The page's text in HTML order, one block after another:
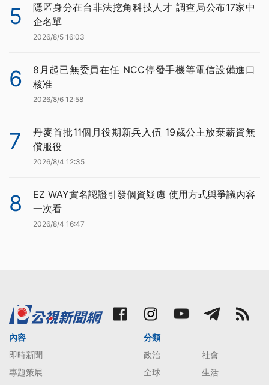
5
隱匿身分在台非法挖角科技人才 調查局公布17家中
企名單
2026/8/5 16:03
6
8月起已無委員在任 NCC停發手機等電信設備進口
核准
2026/8/6 12:58
7
丹麥首批11個月役期新兵入伍 19歲公主放棄薪資無
償服役
2026/8/4 12:35
8
EZ WAY實名認證引發個資疑慮 使用方式與爭議內容
一次看
2026/8/4 16:47
內容
即時新聞
專題策展
分類
政治
社會
全球
生活